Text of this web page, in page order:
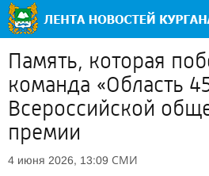
Память, которая
команда «Область
Всероссийской
премии
4 июня 2026, 13:09 СМИ